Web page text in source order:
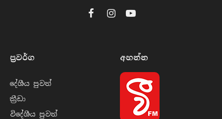
FacebookInstagramYouTube
ප්‍රවර්​ග
දේශීය පුව​ත්
ක්‍රී​ඩා
විදේශීය පුව​ත්
අහන්​න